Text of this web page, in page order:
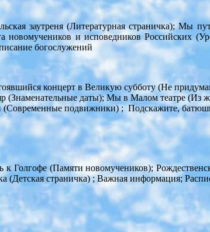
заутреня (Литературная страничка);
новомучеников и исповедников Российских
богослужений
концерт в Великую субботу (Не
даты); Мы в Малом театре
(Современные подвижники) ; Подскажите,
к Голгофе (Памяти новомучеников);
страничка) ; Важная информация;